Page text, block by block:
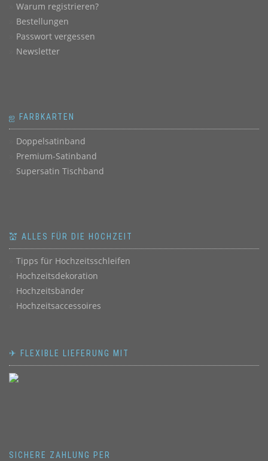
Warum registrieren?
Bestellungen
Passwort vergessen
Newsletter
ஐ FARBKARTEN
Doppelsatinband
Premium-Satinband
Supersatin Tischband
💒 ALLES FÜR DIE HOCHZEIT
Tipps für Hochzeitsschleifen
Hochzeitsdekoration
Hochzeitsbänder
Hochzeitsaccessoires
✈ FLEXIBLE LIEFERUNG MIT
SICHERE ZAHLUNG PER